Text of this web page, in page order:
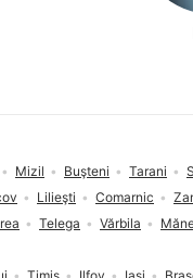
Mizil Buşteni Tarani
Lilieşti Comarnic
Telega Vărbila